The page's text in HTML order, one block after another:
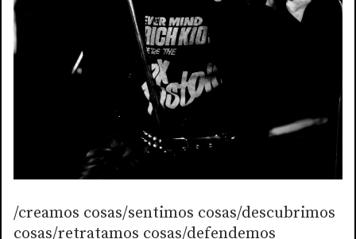
/creamos cosas/sentimos cosas/descubrimos
cosas/retratamos cosas/defendemos